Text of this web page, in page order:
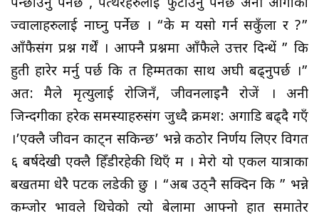
पन्छाउनु पर्नेछ , पत्थरहरुलाई फुटाउनु पर्नेछ अनी आगोको
ज्वालाहरुलाई नाघ्नु पर्नेछ । “के म यसो गर्न सकुँला र ?”
आँफैसंग प्रश्न गर्थें । आफ्नै प्रश्नमा आँफैले उत्तर दिन्थें ” कि
हुती हारेर मर्नु पर्छ कि त हिम्मतका साथ अघी बढ्नुपर्छ ।”
अत: मैले मृत्‍युलाई रोजिनँ, जीवनलाइनै रोजें । अनी
जिन्दगीका हरेक समस्याहरुसंग जुध्दै क्रमश: अगाडि बढ्दै गएँ
।’एक्लै जीवन काट्न सकिन्छ’ भन्ने कठोर निर्णय लिएर विगत
६ बर्षदेखी एक्लै हिँडीरहेकी थिएँ म । मेरो यो एकल यात्राका
बखतमा धेरै पटक लडेकी छु । “अब उठ्नै सक्दिन कि ” भन्ने
कम्जोर भावले थिचेको त्यो बेलामा आफ्नो हात समातेर